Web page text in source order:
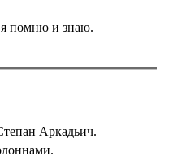
помню и знаю.
Аркадьич.